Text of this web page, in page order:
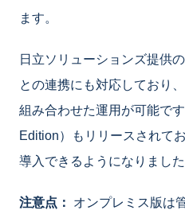
ます。
日立ソリューションズ提供
との連携にも対応しており
組み合わせた運用が可能で
Edition）もリリースされて
導入できるようになりました
注意点：
オンプレミス版は